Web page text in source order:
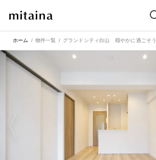
ホーム 物件一覧 グランドシティ白山 穏やかに過ごそう